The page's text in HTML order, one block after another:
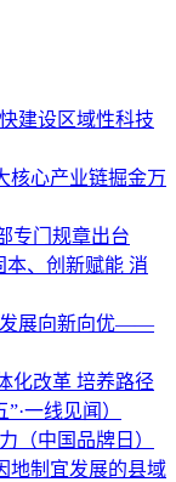
建设区域性科技
心产业链掘金万
专门规章出台
本、创新赋能 消
发展向新向优——
化改革 培养路径
一线见闻）
（中国品牌日）
地制宜发展的县域